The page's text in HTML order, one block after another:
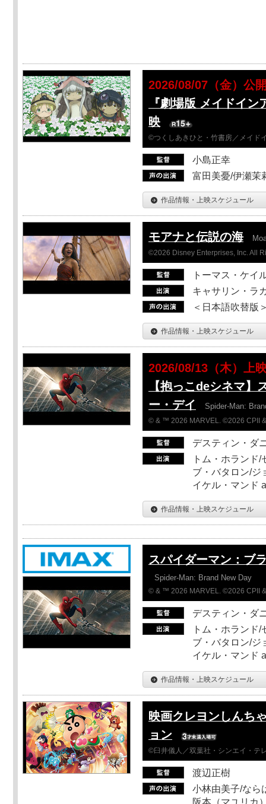
2026/08/07（金）公
『劇場版 メイドイ
映
©つくしあきひと・竹書房／メイド
小島正幸
富田美憂/伊瀬茉
作品情報・上映スケジュール
モアナと伝説の海
©2026 Disney Enterprises, Inc. All
トーマス・ケイ
キャサリン・ラ
＜日本語吹替版
作品情報・上映スケジュール
2026/08/13（木）上
【抱っこdeシネマ】
ー・デイ
Spider-Man:
© & ™ 2026 MARVEL. ©2026 CPII
デスティン・ダ
トム・ホランド
ブ・バタロン/ジ
イケル・マンド
作品情報・上映スケジュール
スパイダーマン：ブ
Spider-Man: Brand New Day
© & ™ 2026 MARVEL. ©2026 CPII
デスティン・ダ
トム・ホランド
ブ・バタロン/ジ
イケル・マンド
作品情報・上映スケジュール
映画クレヨンしんち
ョン
©臼井儀人／双葉社・シンエイ・テ
渡辺正樹
小林由美子/なら
阪本（マユリカ